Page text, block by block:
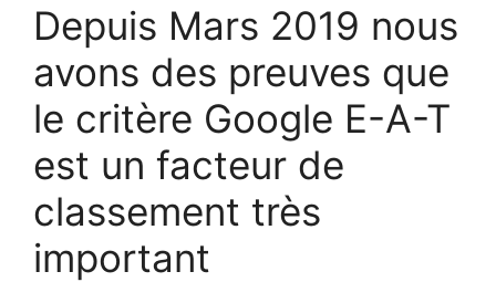
Depuis Mars 2019 nous
avons des preuves que
le critère Google E-A-T
est un facteur de
classement très
important